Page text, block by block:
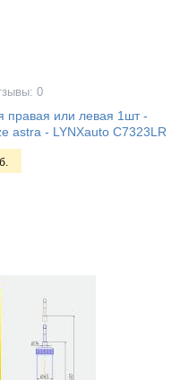
0
правая или левая 1шт -
astra - LYNXauto C7323LR